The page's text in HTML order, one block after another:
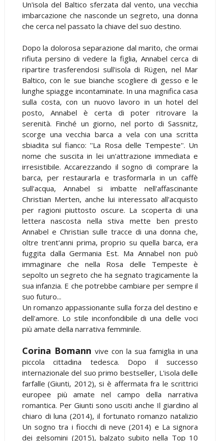
Un'isola del Baltico sferzata dal vento, una vecchia
imbarcazione che nasconde un segreto, una donna
che cerca nel passato la chiave del suo destino.
Dopo la dolorosa separazione dal marito, che ormai
rifiuta persino di vedere la figlia, Annabel cerca di
ripartire trasferendosi sull'isola di Rügen, nel Mar
Baltico, con le sue bianche scogliere di gesso e le
lunghe spiagge incontaminate. In una magnifica casa
sulla costa, con un nuovo lavoro in un hotel del
posto, Annabel è certa di poter ritrovare la
serenità. Finché un giorno, nel porto di Sassnitz,
scorge una vecchia barca a vela con una scritta
sbiadita sul fianco: ''La Rosa delle Tempeste''. Un
nome che suscita in lei un'attrazione immediata e
irresistibile. Accarezzando il sogno di comprare la
barca, per restaurarla e trasformarla in un caffè
sull'acqua, Annabel si imbatte nell'affascinante
Christian Merten, anche lui interessato all'acquisto
per ragioni piuttosto oscure. La scoperta di una
lettera nascosta nella stiva mette ben presto
Annabel e Christian sulle tracce di una donna che,
oltre trent'anni prima, proprio su quella barca, era
fuggita dalla Germania Est. Ma Annabel non può
immaginare che nella Rosa delle Tempeste è
sepolto un segreto che ha segnato tragicamente la
sua infanzia. E che potrebbe cambiare per sempre il
suo futuro...
Un romanzo appassionante sulla forza del destino e
dell'amore. Lo stile inconfondibile di una delle voci
più amate della narrativa femminile.
Corina Bomann vive con la sua famiglia in una
piccola cittadina tedesca. Dopo il successo
internazionale del suo primo bestseller, L'isola delle
farfalle (Giunti, 2012), si è affermata fra le scrittrici
europee più amate nel campo della narrativa
romantica. Per Giunti sono usciti anche Il giardino al
chiaro di luna (2014), il fortunato romanzo natalizio
Un sogno tra i fiocchi di neve (2014) e La signora
dei gelsomini (2015), balzato subito nella Top 10